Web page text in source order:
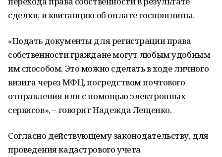
сделки, и квитанцию об оплате госпошлины.
«Подать документы для регистрации права
собственности граждане могут любым удобным
им способом. Это можно сделать в ходе личного
визита через МФЦ, посредством почтового
отправления или с помощью электронных
сервисов», – говорит Надежда Лещенко.
Согласно действующему законодательству, для
проведения кадастрового учета